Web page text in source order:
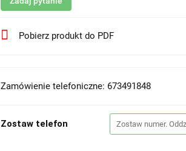
Pobierz produkt do PDF
Zamówienie telefoniczne: 673491848
Zostaw telefon